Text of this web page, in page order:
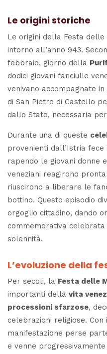
Le origini storiche
Le origini della Festa
intorno all’anno 943.
febbraio, giorno della
dodici giovani fanciulle
venivano accompagnate
di San Pietro di Castello
dallo Stato, necessaria
Durante una di queste
provenienti dall’Istria
rapendo le giovani donne
veneziani reagirono
riuscirono a liberare le
bottino. Questo episodio
orgoglio cittadino, dando
commemorativa celebrata
solennità.
L’evoluzione della
Per secoli, la Festa delle
importanti della vita
processioni sfarzose,
celebrazioni religiose.
manifestazione perse
e venne